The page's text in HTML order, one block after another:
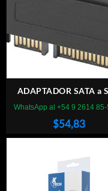
ADAPTADOR SATA a
$54,83
WhatsApp al +54 9 2614